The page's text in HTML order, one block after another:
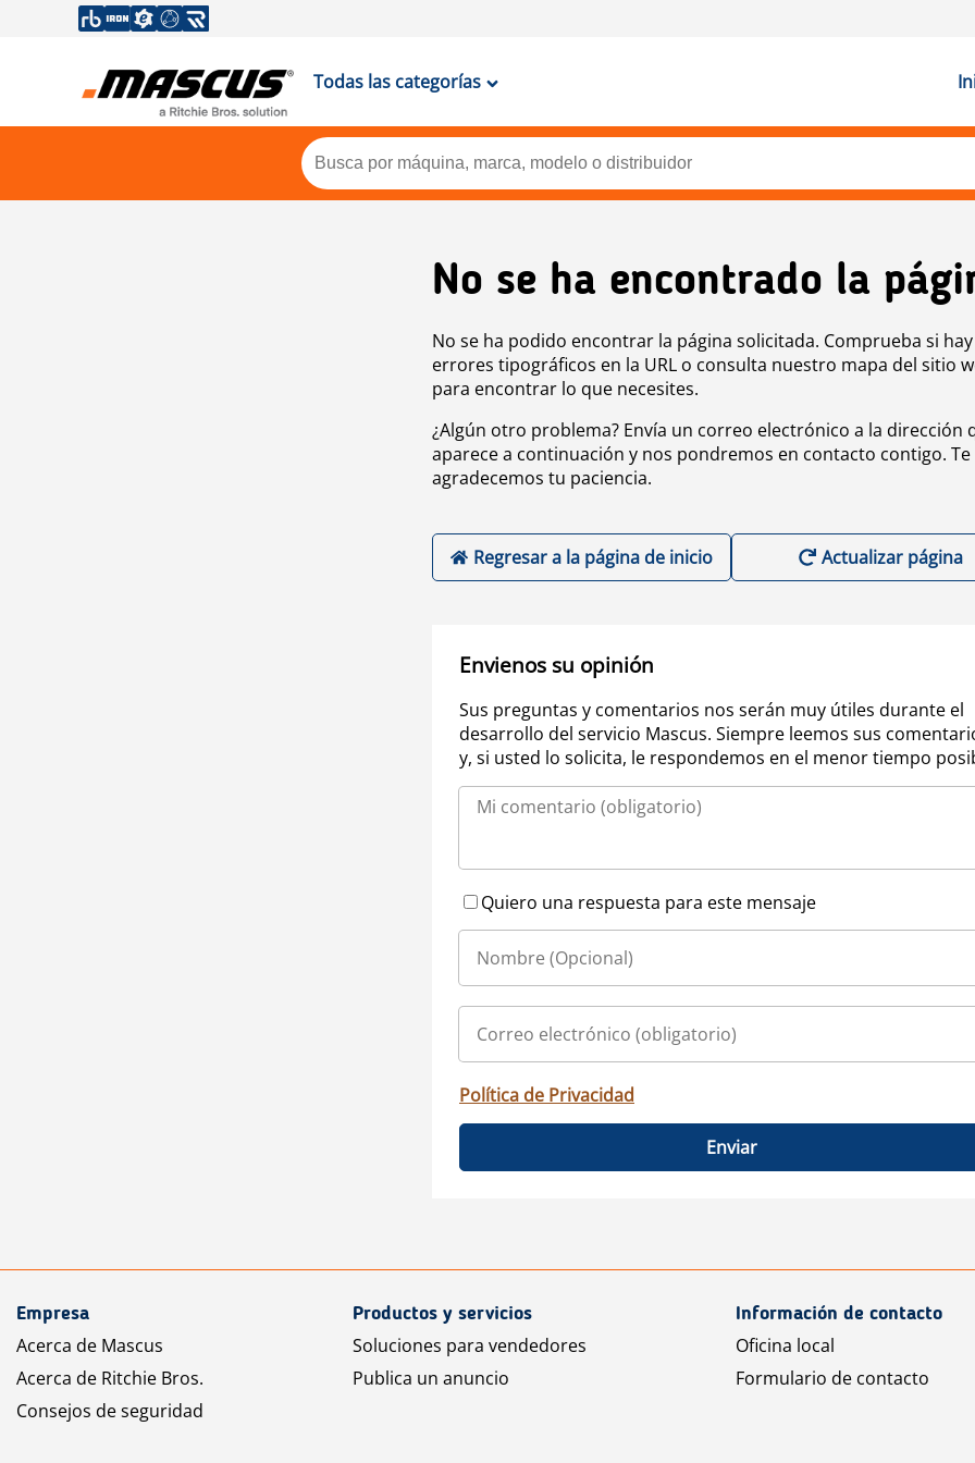
Todas las categorías
No se ha encontrado la
No se ha podido encontrar la página solicitada. Comprueba si hay
errores tipográficos en la URL o consulta nuestro mapa del sitio
para encontrar lo que necesites.
¿Algún otro problema? Envía un correo electrónico a la dirección
aparece a continuación y nos pondremos en contacto contigo. Te
agradecemos tu paciencia.
Regresar a la página de inicio Actualizar página
Envienos su opinión
Sus preguntas y comentarios nos serán muy útiles durante el
desarrollo del servicio Mascus. Siempre leemos sus
y, si usted lo solicita, le respondemos en el menor tiempo
Quiero una respuesta para este mensaje
Política de Privacidad
Enviar
Empresa
Acerca de Mascus
Acerca de Ritchie Bros.
Consejos de seguridad
Productos y servicios
Soluciones para vendedores
Publica un anuncio
Información de contacto
Oficina local
Formulario de contacto